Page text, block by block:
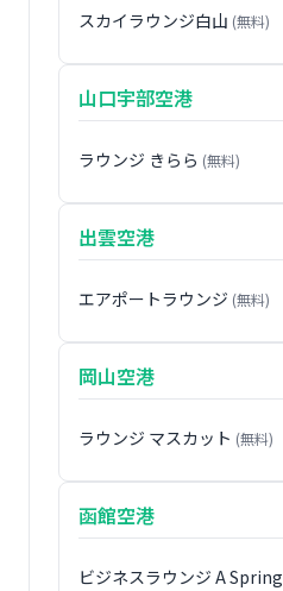
スカイラウンジ白山 (無料)
山口宇部空港
ラウンジ きらら (無料)
出雲空港
エアポートラウンジ (無料)
岡山空港
ラウンジ マスカット (無料)
函館空港
ビジネスラウンジ A Spring